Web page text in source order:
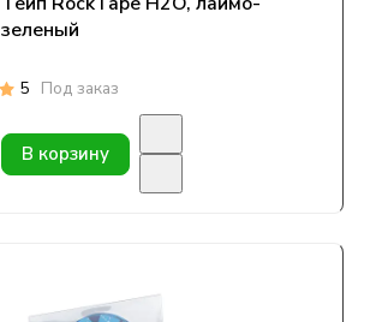
зеленый
5 Под заказ
В корзину